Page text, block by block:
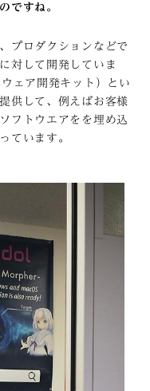
ですね。
プロダクションなどで
対して開発していま
ェア開発キット）とい
供して、例えばお客様
フトウエアをを埋め込
ています。